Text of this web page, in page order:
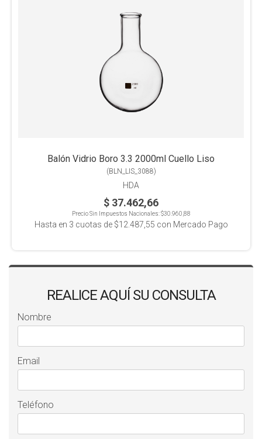
Balón Vidrio Boro 3.3 2000ml Cuello Liso
(BLN_LIS_3088)
HDA
$ 37.462,66
Precio Sin Impuestos Nacionales:$30.960,88
Hasta en 3 cuotas de $12.487,55 con Mercado Pago
REALICE AQUÍ SU CONSULTA
Nombre
Email
Teléfono